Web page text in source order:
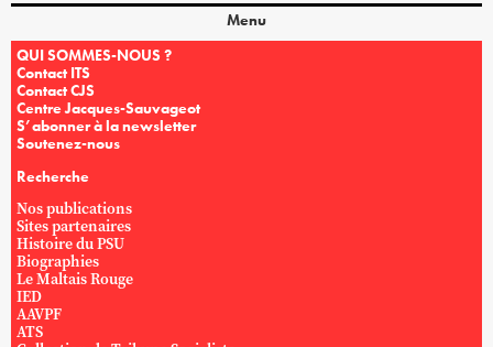
Menu
QUI SOMMES-NOUS ?
Contact ITS
Contact CJS
Centre Jacques-Sauvageot
S’abonner à la newsletter
Soutenez-nous
Recherche
Nos publications
Sites partenaires
Histoire du PSU
Biographies
Le Maltais Rouge
IED
AAVPF
ATS